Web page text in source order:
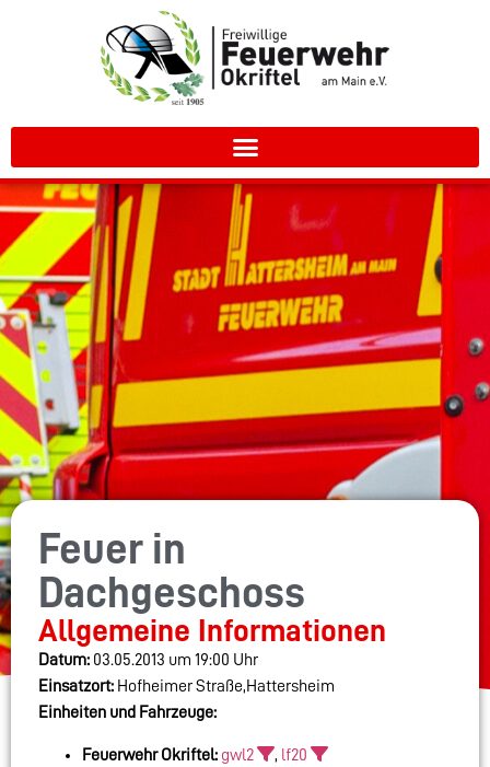
Feuer in
Dachgeschoss
Allgemeine Informationen
Datum: 03.05.2013 um 19:00 Uhr
Einsatzort: Hofheimer Straße,Hattersheim
Einheiten und Fahrzeuge:
Feuerwehr Okriftel: gwl2 , lf20